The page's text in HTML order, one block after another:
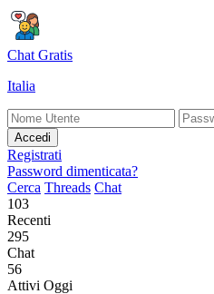
Chat Gratis
Italia
Accedi
Registrati
Password dimenticata?
Cerca Threads Chat
103
Recenti
295
Chat
56
Attivi Oggi